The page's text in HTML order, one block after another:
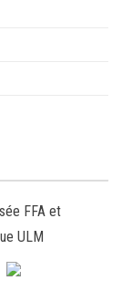
FFA et
ULM